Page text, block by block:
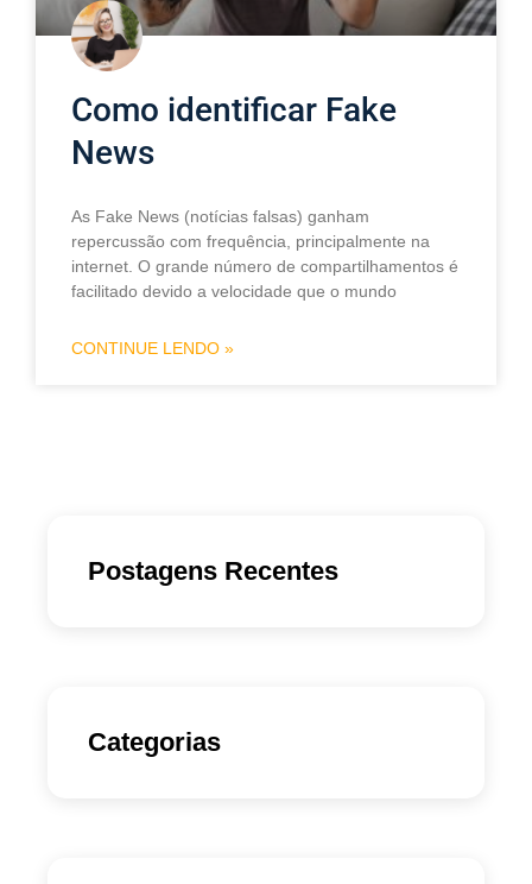
Como identificar Fake
News
As Fake News (notícias falsas) ganham
repercussão com frequência, principalmente na
internet. O grande número de compartilhamentos é
facilitado devido a velocidade que o mundo
CONTINUE LENDO »
Postagens Recentes
Categorias